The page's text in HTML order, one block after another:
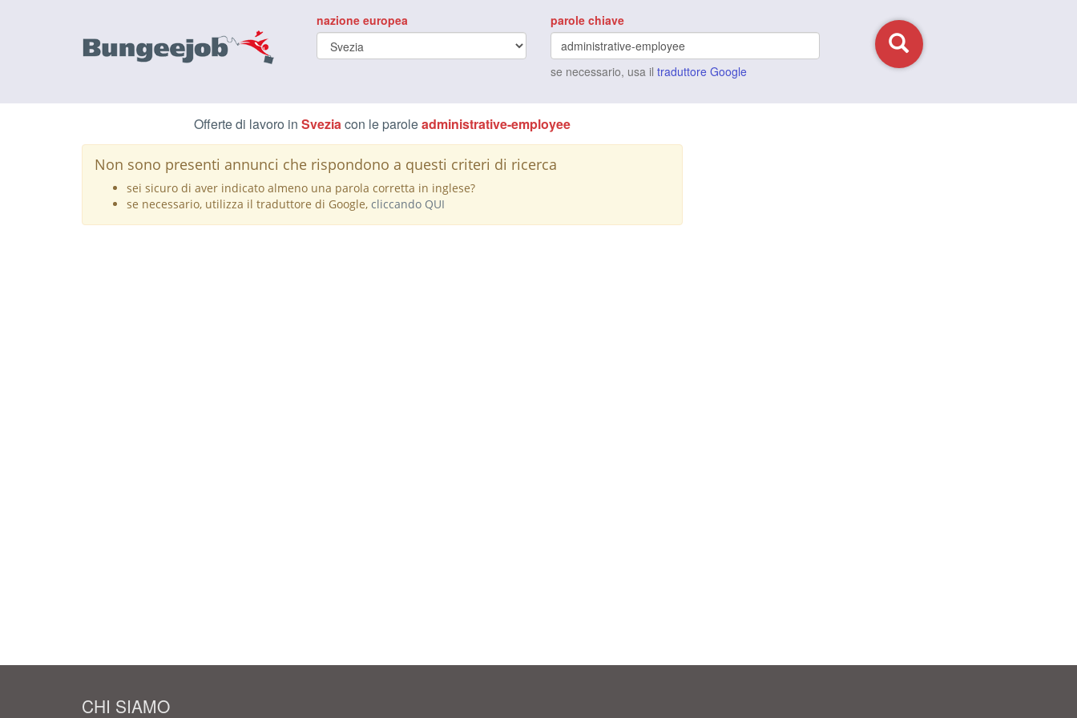
nazione europea parole chiave
se necessario, usa il traduttore Google
Offerte di lavoro in Sveziacon le paroleadministrative-employee
Non sono presenti annunci che rispondono a questi criteri di ricerca
sei sicuro di aver indicato almeno una parola corretta in inglese?
se necessario, utilizza il traduttore di Google, cliccando QUI
CHI SIAMO